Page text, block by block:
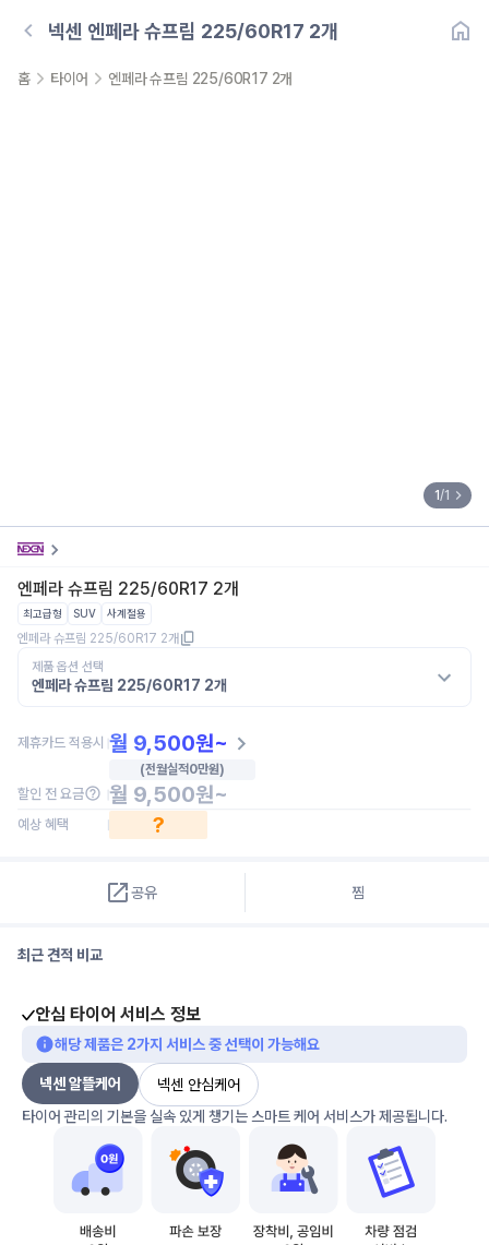
넥센 엔페라 슈프림 225/60R17 2개
홈 타이어 엔페라 슈프림 225/60R17 2개
1/1
엔페라 슈프림 225/60R17 2개
최고급형 SUV 사계절용
엔페라 슈프림 225/60R17 2개
제품 옵션 선택
엔페라 슈프림 225/60R17 2개
제휴카드 적용시 월 9,500원~
(전월실적0만원)
할인 전 요금 월 9,500원~
예상 혜택 ?
공유 찜
최근 견적 비교
안심 타이어 서비스 정보
해당 제품은 2가지 서비스 중 선택이 가능해요
넥센 알뜰케어
넥센 안심케어
타이어 관리의 기본을 실속 있게 챙기는 스마트 케어 서비스가 제공됩니다.